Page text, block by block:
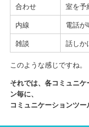
合わせ
室を予
内線 電話が
雑談 話しか
このような感じですね。
それでは、各コミュニ
ン毎に、
コミュニケーションツ